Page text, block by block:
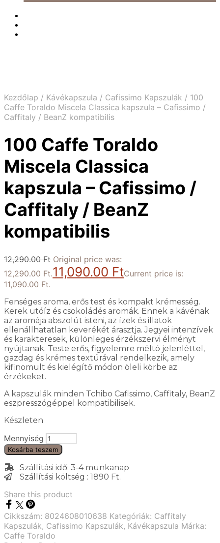
Kezdőlap / Kávékapszula / Cafissimo Kapszulák / 100
Caffe Toraldo Miscela Classica kapszula – Cafissimo /
Caffitaly / BeanZ kompatibilis
100 Caffe Toraldo
Miscela Classica
kapszula – Cafissimo /
Caffitaly / BeanZ
kompatibilis
12,290.00Ft Original price was:
12,290.00 Ft.11,090.00 FtCurrent price is:
11,090.00 Ft.
Fenséges aroma, erős test és kompakt krémesség.
Kerek utóíz és csokoládés aromák. Ennek a kávénak
az aromája abszolút isteni, az ízek és illatok
ellenállhatatlan keverékét árasztja. Jegyei intenzívek
és karakteresek, különleges érzékszervi élményt
nyújtanak. Teste erős, figyelemre méltó jelenléttel,
gazdag és krémes textúrával rendelkezik, amely
kifinomult és kielégítő módon öleli körbe az
érzékeket.
A kapszulák minden Tchibo Cafissimo, Caffitaly, BeanZ
eszpresszógéppel kompatibilisek.
Készleten
Mennyiség
Kosárba teszem
Szállítási idő: 3-4 munkanap
Szállítási költség : 1890 Ft.
Share this product
Cikkszám: 8024608010638 Kategóriák: Caffitaly
Kapszulák, Cafissimo Kapszulák, Kávékapszula Márka:
Caffe Toraldo